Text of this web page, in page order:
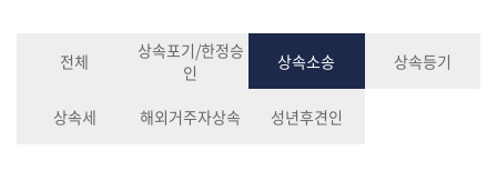
전체
상속포기/한정승
인
상속소송 상속등기
상속세 해외거주자상속 성년후견인